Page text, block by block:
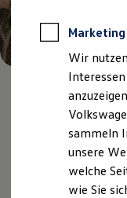
Das
Marketing
Wir
sammeln
unsere
welche
wie Sie